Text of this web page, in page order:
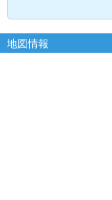
地図情報